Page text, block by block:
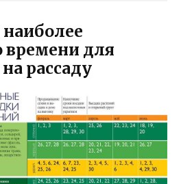
времени для
рассаду